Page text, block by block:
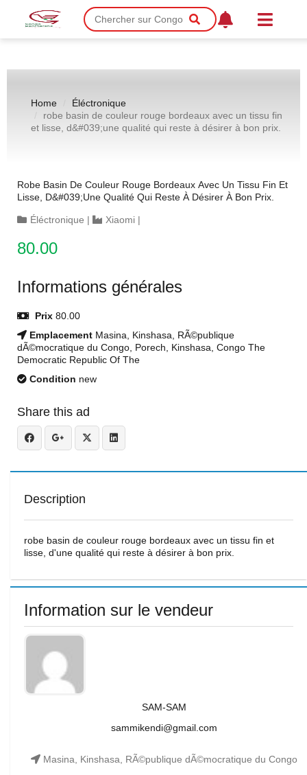
Home
Éléctronique
robe basin de couleur rouge bordeaux avec un tissu fin
et lisse, d&#039;une qualité qui reste à désirer à bon prix.
Robe Basin De Couleur Rouge Bordeaux Avec Un Tissu Fin Et
Lisse, D&#039;une Qualité Qui Reste À Désirer À Bon Prix.
Éléctronique | Xiaomi |
80.00
Informations générales
Prix 80.00
Emplacement Masina, Kinshasa, RÃ©publique
dÃ©mocratique du Congo, Porech, Kinshasa, Congo The
Democratic Republic Of The
Condition new
Share this ad
Description
robe basin de couleur rouge bordeaux avec un tissu fin et
lisse, d'une qualité qui reste à désirer à bon prix.
Information sur le vendeur
SAM-SAM
sammikendi@gmail.com
Masina, Kinshasa, RÃ©publique dÃ©mocratique du Congo